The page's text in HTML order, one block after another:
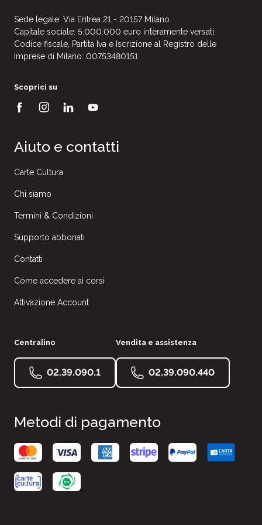
Sede legale: Via Eritrea 21 - 20157 Milano.
Capitale sociale: 5.000.000 euro interamente versati.
Codice fiscale, Partita Iva e Iscrizione al Registro delle
Imprese di Milano: 00753480151
Scoprici su
Aiuto e contatti
Carte Cultura
Chi siamo
Termini & Condizioni
Supporto abbonati
Contatti
Come accedere ai corsi
Attivazione Account
Centralino
02.39.090.1
Vendita e assistenza
02.39.090.440
Metodi di pagamento